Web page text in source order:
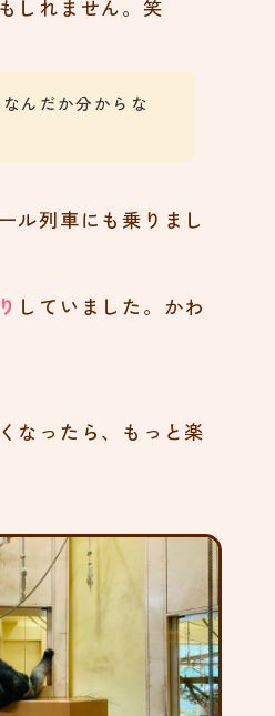
しれません。笑
んだか分からな
ル列車にも乗りまし
していました。かわ
なったら、もっと楽